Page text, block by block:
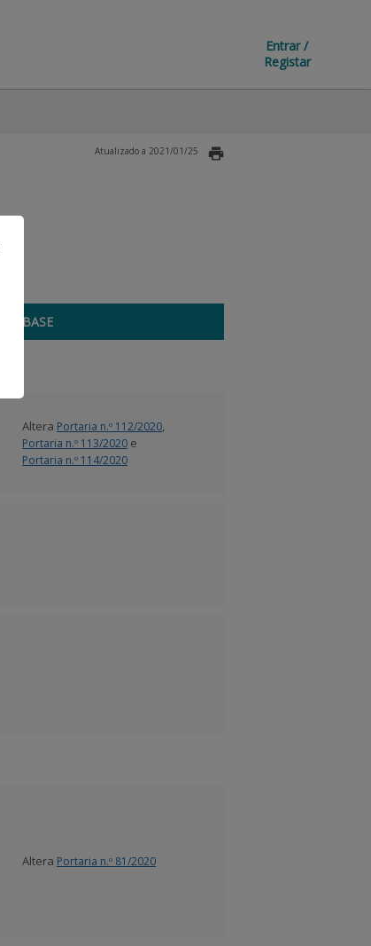
Entrar /
Registar
Atualizado a 2021/01/25
BASE
Altera Portaria n.º 112/2020,
Portaria n.º 113/2020 e
Portaria n.º 114/2020
Altera Portaria n.º 81/2020